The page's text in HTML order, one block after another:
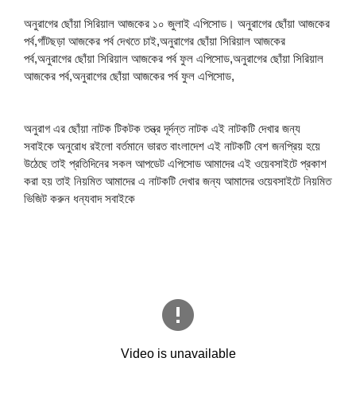
অনুরাগের ছোঁয়া সিরিয়াল আজকের ১০ জুলাই এপিসোড। অনুরাগের ছোঁয়া আজকের
পর্ব,গাঁটছড়া আজকের পর্ব দেখতে চাই,অনুরাগের ছোঁয়া সিরিয়াল আজকের
পর্ব,অনুরাগের ছোঁয়া সিরিয়াল আজকের পর্ব ফুল এপিসোড,অনুরাগের ছোঁয়া সিরিয়াল
আজকের পর্ব,অনুরাগের ছোঁয়া আজকের পর্ব ফুল এপিসোড,
অনুরাগ এর ছোঁয়া নাটক টিকটক তন্ত্র দূর্দন্ত নাটক এই নাটকটি দেখার জন্য
সবাইকে অনুরোধ রইলো বর্তমানে ভারত বাংলাদেশ এই নাটকটি বেশ জনপ্রিয় হয়ে
উঠেছে তাই প্রতিদিনের সকল আপডেট এপিসোড আমাদের এই ওয়েবসাইটে প্রকাশ
করা হয় তাই নিয়মিত আমাদের এ নাটকটি দেখার জন্য আমাদের ওয়েবসাইটে নিয়মিত
ভিজিট করুন ধন্যবাদ সবাইকে